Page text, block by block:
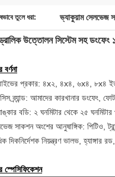
তুলে ধরা: ভ্যাকুয়াম সেলভেজ
উত্তোলন সিস্টেম সহ ডংফেং
বর্ণনা
প্রকার: ৪x২, ৪x৪, ৬x৪, ৮x৪
ব্র্যান্ড: আমাদের কারখানার ডংফেং,
বডি: ২ ঘনমিটার থেকে ২৫ ঘনমিটার
সাকশন অংশের আনুষাঙ্গিক: পিটিও,
দিকনির্দেশক নিয়ন্ত্রণ ভালভ, হ্যাঙ্গার
স্পেসিফিকেশন